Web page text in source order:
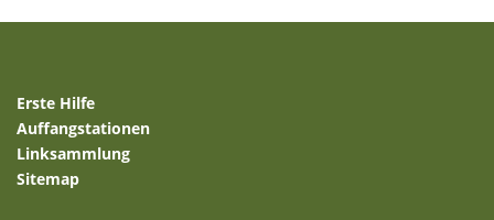
Erste Hilfe
Auffangstationen
Linksammlung
Sitemap